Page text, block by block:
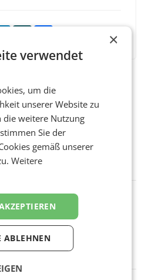
Post: Umsatzplus im
trotz schwachem
Post AG hat im
2026 einen Konzernumsatz
von 3,8 Prozent gegenüber dem
& MEDIA
spart und macht
viel Gewinn
MAILAND/AMSTERDAM. Der
ProSiebenSat.1 hat im
Kostensenkungen operativ
gemacht und die
deutlich übertroffen.
×
verwendet
um die
unserer Website zu
die weitere Nutzung
Sie der
gemäß unserer
Weitere
ABLEHNEN